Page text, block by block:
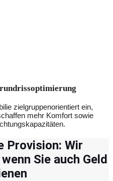
zielgruppenorientiert ein,
mehr Komfort sowie
Provision: Wir
Sie auch Geld